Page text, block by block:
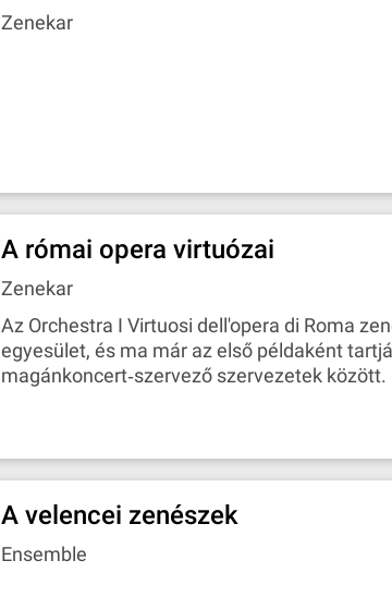
Zenekar
A római opera virtuózai
Zenekar
Az Orchestra I Virtuosi dell'opera di Roma
egyesület, és ma már az első példaként
magánkoncert‐szervező szervezetek között.
A velencei zenészek
Ensemble